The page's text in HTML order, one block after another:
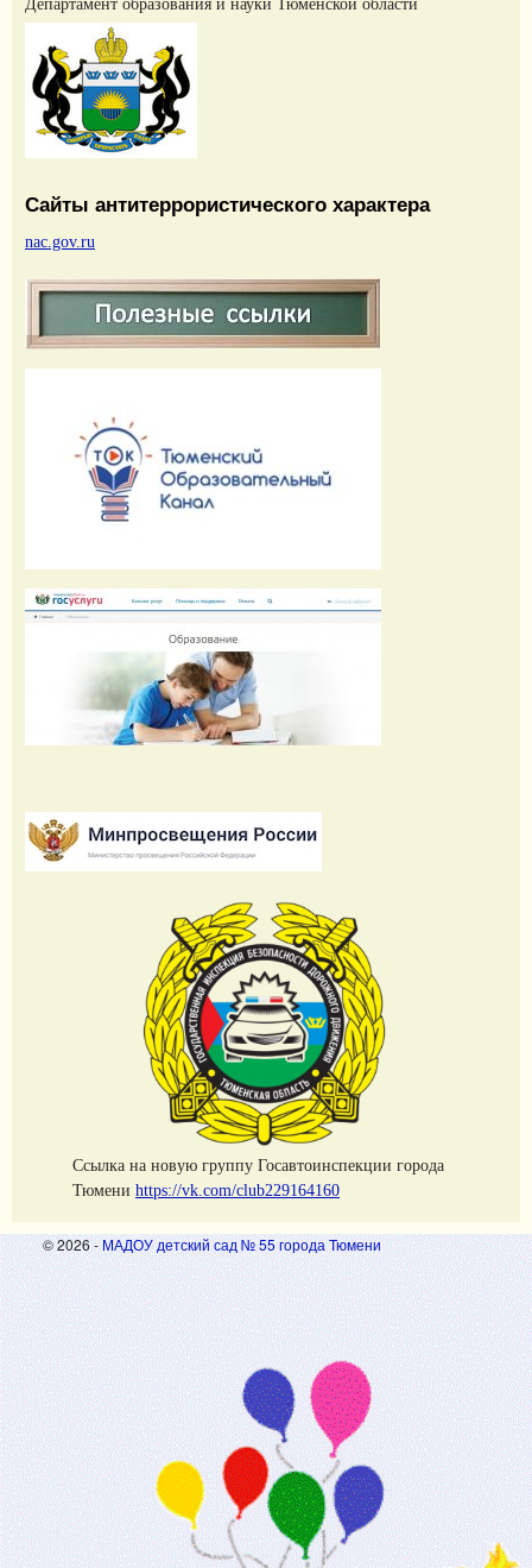
Сайты антитеррористического характера
nac.gov.ru
Cсылка на новую группу Госавтоинспекции города
Тюмени https://vk.com/club229164160
© 2026 -МАДОУ детский сад № 55 города Тюмени